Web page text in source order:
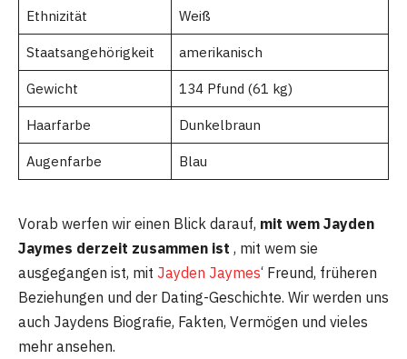
Ethnizität Weiß
Staatsangehörigkeit amerikanisch
Gewicht 134 Pfund (61 kg)
Haarfarbe Dunkelbraun
Augenfarbe Blau
Vorab werfen wir einen Blick darauf, mit wem Jayden
Jaymes derzeit zusammen ist , mit wem sie
ausgegangen ist, mit Jayden Jaymes‘ Freund, früheren
Beziehungen und der Dating-Geschichte. Wir werden uns
auch Jaydens Biografie, Fakten, Vermögen und vieles
mehr ansehen.